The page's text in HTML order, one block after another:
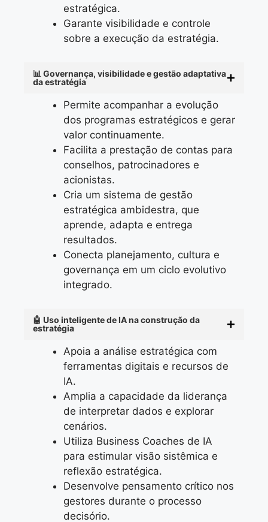
estratégica.
Garante visibilidade e controle
sobre a execução da estratégia.
📊 Governança, visibilidade e gestão adaptativa
da estratégia
Permite acompanhar a evolução
dos programas estratégicos e gerar
valor continuamente.
Facilita a prestação de contas para
conselhos, patrocinadores e
acionistas.
Cria um sistema de gestão
estratégica ambidestra, que
aprende, adapta e entrega
resultados.
Conecta planejamento, cultura e
governança em um ciclo evolutivo
integrado.
🤖 Uso inteligente de IA na construção da
estratégia
Apoia a análise estratégica com
ferramentas digitais e recursos de
IA.
Amplia a capacidade da liderança
de interpretar dados e explorar
cenários.
Utiliza Business Coaches de IA
para estimular visão sistêmica e
reflexão estratégica.
Desenvolve pensamento crítico nos
gestores durante o processo
decisório.